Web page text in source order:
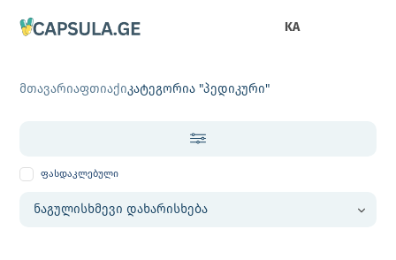
KA
მთავარიაფთიაქიკატეგორია "პედიკური"
ფასდაკლებული